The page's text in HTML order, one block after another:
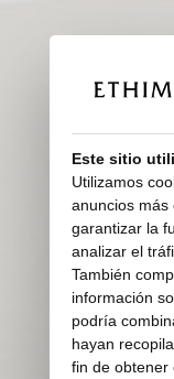
Este sitio
Utilizamos
anuncios más
garantizar la
analizar el
También
información
podría
hayan
fin de obtener